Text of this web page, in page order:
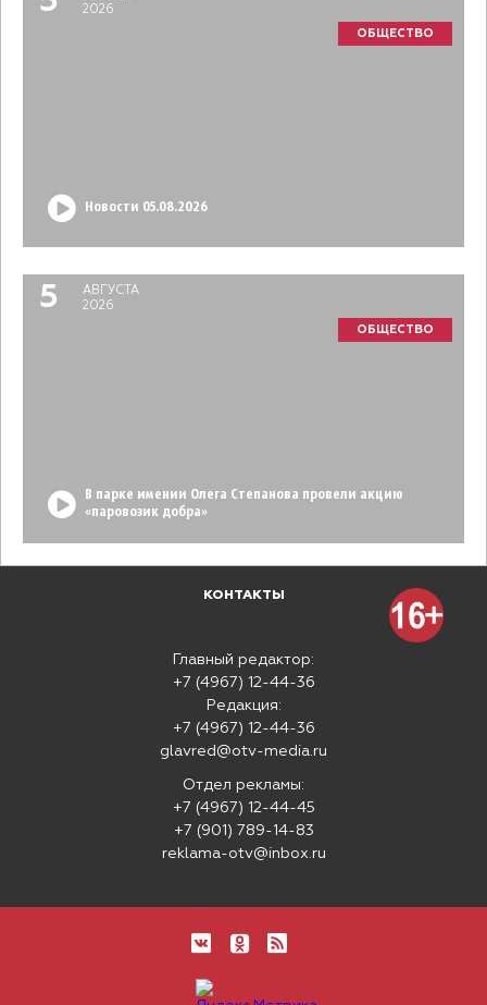
2026
ОБЩЕСТВО
Новости 05.08.2026
5
АВГУСТА
2026
ОБЩЕСТВО
В парке имении Олега Степанова провели акцию
«паровозик добра»
КОНТАКТЫ
Главный редактор:
+7 (4967) 12-44-36
Редакция:
+7 (4967) 12-44-36
glavred@otv-media.ru
Отдел рекламы:
+7 (4967) 12-44-45
+7 (901) 789-14-83
reklama-otv@inbox.ru